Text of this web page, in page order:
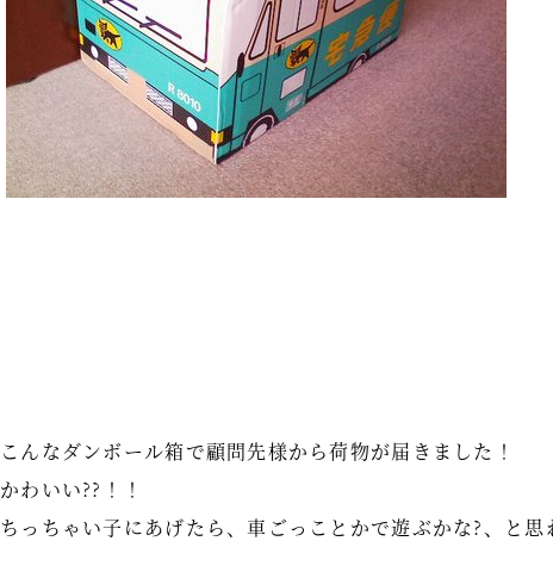
こんなダンボール箱で顧問先様から荷物が届きました！
かわいい??！！
ちっちゃい子にあげたら、車ごっことかで遊ぶかな?、と思